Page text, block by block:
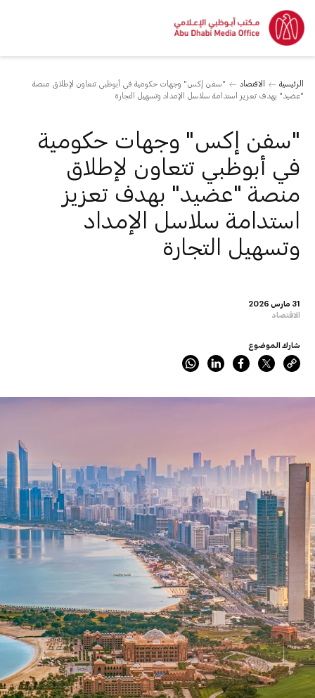
الرئيسية الاقتصاد
"سفن إكس" وجهات حكومية في أبوظبي تتعاون لإطلاق منصة
"عضيد" بهدف تعزيز استدامة سلاسل الإمداد وتسهيل التجارة
31 مارس 2026
الاقتصاد
"سفن إكس" وجهات حكومية
في أبوظبي تتعاون لإطلاق
منصة "عضيد" بهدف تعزيز
استدامة سلاسل الإمداد
وتسهيل التجارة
شارك الموضوع